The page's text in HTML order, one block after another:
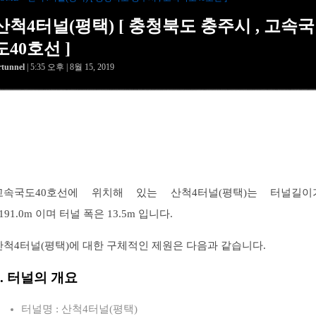
척4터널(평택) [ 충청북도 충주시 , 고속국
40호선 ]
| 5:35 오후 | 8월 15, 2019
속국도40호선에 위치해 있는 산척4터널(평택)는 터널길이
이며 터널 폭은 13.5m 입니다.
척4터널(평택)에 대한 구체적인 제원은 다음과 같습니다.
터널의 개요
터널명 : 산척4터널(평택)